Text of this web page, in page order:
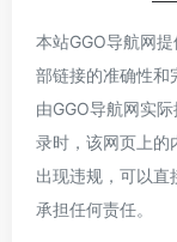
本站GGO导航网
部链接的准确性和
由GGO导航网实
录时，该网页上的
出现违规，可以直
承担任何责任。